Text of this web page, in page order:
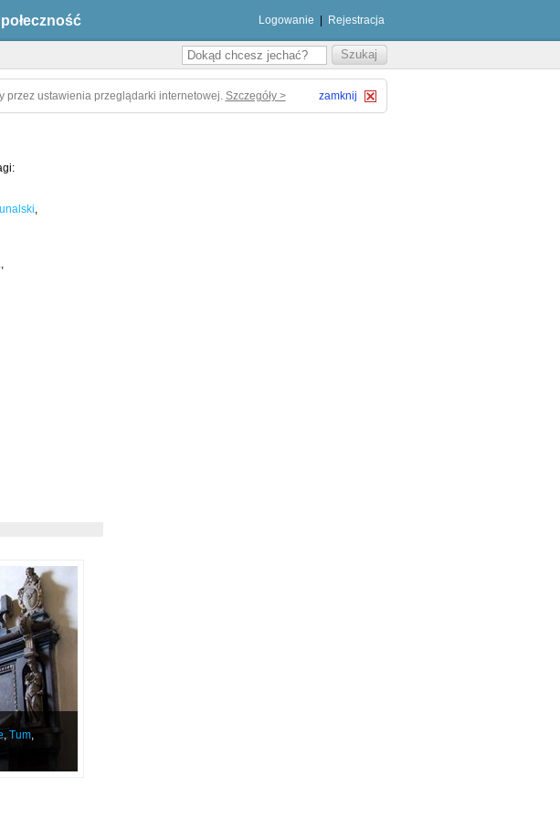
Logowanie Rejestracja
przez ustawienia przeglądarki internetowej. Szczegóły > zamknij
,
,
,Tum,